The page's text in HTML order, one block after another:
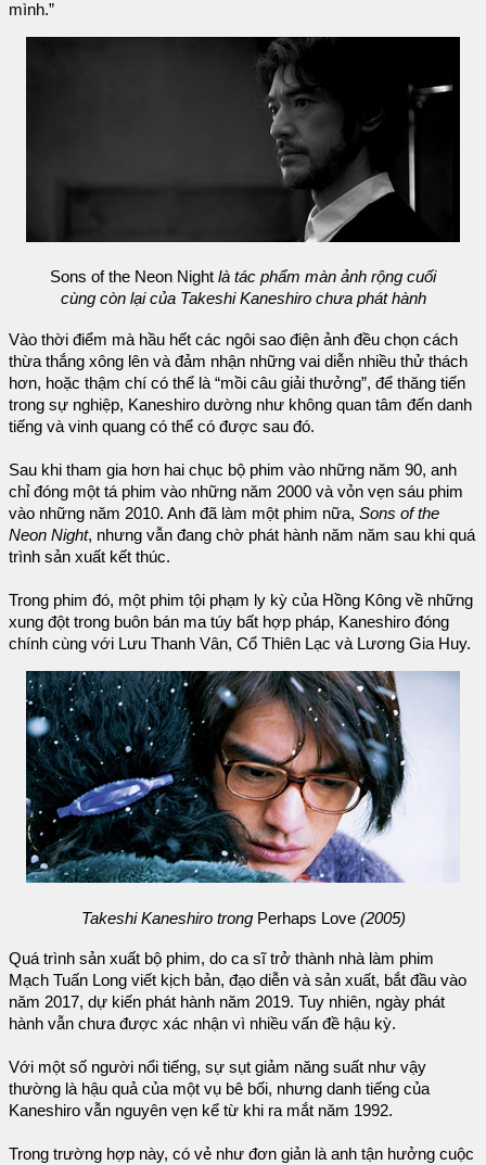
mình.”
Sons of the Neon Night là tác phẩm màn ảnh rộng cuối
cùng còn lại của Takeshi Kaneshiro chưa phát hành
Vào thời điểm mà hầu hết các ngôi sao điện ảnh đều chọn cách
thừa thắng xông lên và đảm nhận những vai diễn nhiều thử thách
hơn, hoặc thậm chí có thể là “mồi câu giải thưởng”, để thăng tiến
trong sự nghiệp, Kaneshiro dường như không quan tâm đến danh
tiếng và vinh quang có thể có được sau đó.
Sau khi tham gia hơn hai chục bộ phim vào những năm 90, anh
chỉ đóng một tá phim vào những năm 2000 và vỏn vẹn sáu phim
vào những năm 2010. Anh đã làm một phim nữa, Sons of the
Neon Night, nhưng vẫn đang chờ phát hành năm năm sau khi quá
trình sản xuất kết thúc.
Trong phim đó, một phim tội phạm ly kỳ của Hồng Kông về những
xung đột trong buôn bán ma túy bất hợp pháp, Kaneshiro đóng
chính cùng với Lưu Thanh Vân, Cổ Thiên Lạc và Lương Gia Huy.
Takeshi Kaneshiro trongPerhaps Love (2005)
Quá trình sản xuất bộ phim, do ca sĩ trở thành nhà làm phim
Mạch Tuấn Long viết kịch bản, đạo diễn và sản xuất, bắt đầu vào
năm 2017, dự kiến phát hành năm 2019. Tuy nhiên, ngày phát
hành vẫn chưa được xác nhận vì nhiều vấn đề hậu kỳ.
Với một số người nổi tiếng, sự sụt giảm năng suất như vậy
thường là hậu quả của một vụ bê bối, nhưng danh tiếng của
Kaneshiro vẫn nguyên vẹn kể từ khi ra mắt năm 1992.
Trong trường hợp này, có vẻ như đơn giản là anh tận hưởng cuộc